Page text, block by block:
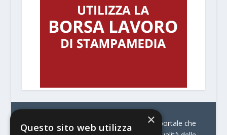
© Stratego Group –
stampamedia.net è il portale che
×
Questo sito web utilizza